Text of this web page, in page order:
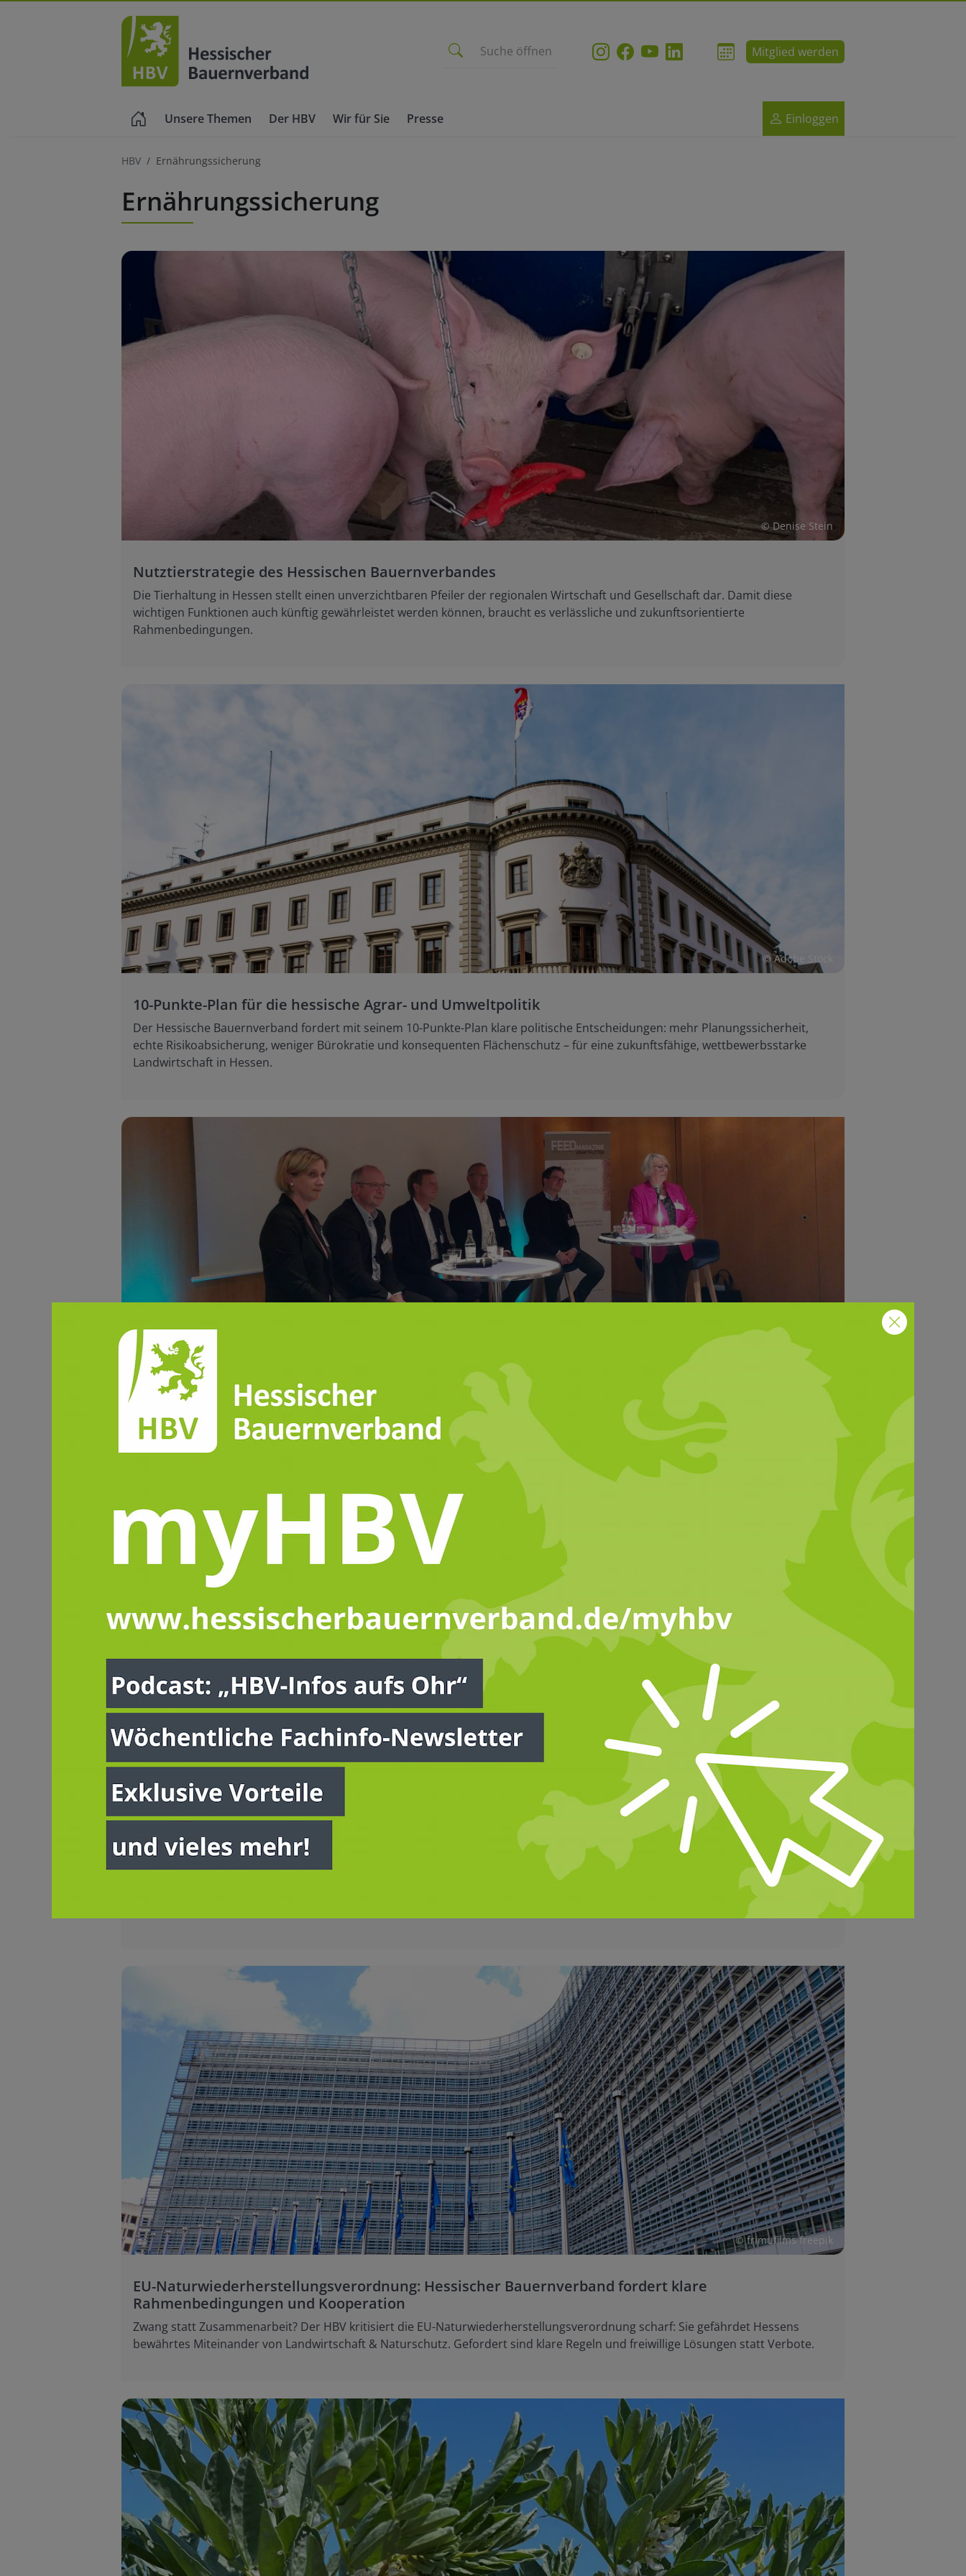
Suche öffnen Mitglied werden
Einloggen
Unsere Themen Der HBV Wir für Sie Presse
HBV Ernährungssicherung
Ernährungssicherung
© Denise Stein
Nutztierstrategie des Hessischen Bauernverbandes
Die Tierhaltung in Hessen stellt einen unverzichtbaren Pfeiler der regionalen Wirtschaft und Gesellschaft dar. Damit diese
wichtigen Funktionen auch künftig gewährleistet werden können, braucht es verlässliche und zukunftsorientierte
Rahmenbedingungen.
© Adobe Stock
10-Punkte-Plan für die hessische Agrar- und Umweltpolitik
Der Hessische Bauernverband fordert mit seinem 10-Punkte-Plan klare politische Entscheidungen: mehr Planungssicherheit,
echte Risikoabsicherung, weniger Bürokratie und konsequenten Flächenschutz – für eine zukunftsfähige, wettbewerbsstarke
Landwirtschaft in Hessen.
© HBV
Heimische Futtermittel und effiziente Tierernährung für eine nachhaltige Tierhaltung in Hessen
Nutztierhaltung ist eine Säule der heimischen Landwirtschaft. Innovative Entwicklungen im Bereich der Tierernährung machen
© jwvein
Tag des ZukunftsBauers – diese Projekte wurden in Hessen umgesetzt
Der ZukunftsBauer ist ein Projekt des Deutschen Bauernverbandes mit dem Ziel, neue Perspektiven für die Landwirtschaft zu
schaffen und den Dialog Zwischen Landwirtschaft und Verbrauchern zu fördern. Auch der HBV hat bereits einige Projekt
© frimufilms freepik
EU-Naturwiederherstellungsverordnung: Hessischer Bauernverband fordert klare
Rahmenbedingungen und Kooperation
Zwang statt Zusammenarbeit? Der HBV kritisiert die EU-Naturwiederherstellungsverordnung scharf: Sie gefährdet Hessens
bewährtes Miteinander von Landwirtschaft & Naturschutz. Gefordert sind klare Regeln und freiwillige Lösungen statt Verbote.